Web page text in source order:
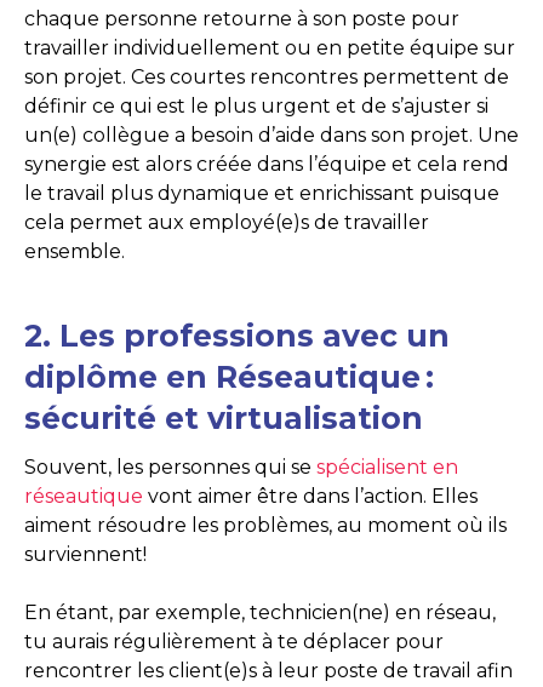
chaque personne retourne à son poste pour
travailler individuellement ou en petite équipe sur
son projet. Ces courtes rencontres permettent de
définir ce qui est le plus urgent et de s’ajuster si
un(e) collègue a besoin d’aide dans son projet. Une
synergie est alors créée dans l’équipe et cela rend
le travail plus dynamique et enrichissant puisque
cela permet aux employé(e)s de travailler
ensemble.
2. Les professions avec un
diplôme en Réseautique :
sécurité et virtualisation
Souvent, les personnes qui se spécialisent en
réseautique vont aimer être dans l’action. Elles
aiment résoudre les problèmes, au moment où ils
surviennent!
En étant, par exemple, technicien(ne) en réseau,
tu aurais régulièrement à te déplacer pour
rencontrer les client(e)s à leur poste de travail afin